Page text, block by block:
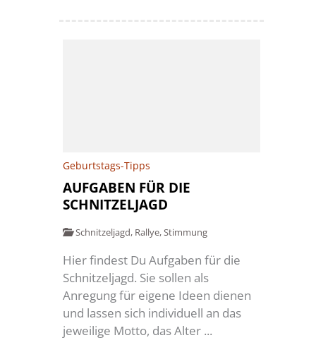
Geburtstags-Tipps
AUFGABEN FÜR DIE
SCHNITZELJAGD
Schnitzeljagd, Rallye,Stimmung
Hier findest Du Aufgaben für die
Schnitzeljagd. Sie sollen als
Anregung für eigene Ideen dienen
und lassen sich individuell an das
jeweilige Motto, das Alter ...